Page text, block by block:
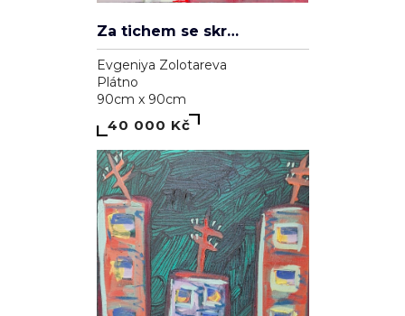
Za tichem se skrývá hluk
Evgeniya Zolotareva
Plátno
90cm x 90cm
40 000 Kč